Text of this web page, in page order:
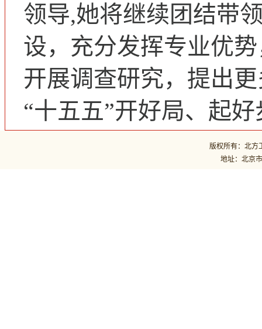
领导,她将继续团结带
设，充分发挥专业优
开展调查研究，提出
“十五五”开好局、起
版权所有：北方
地址：北京